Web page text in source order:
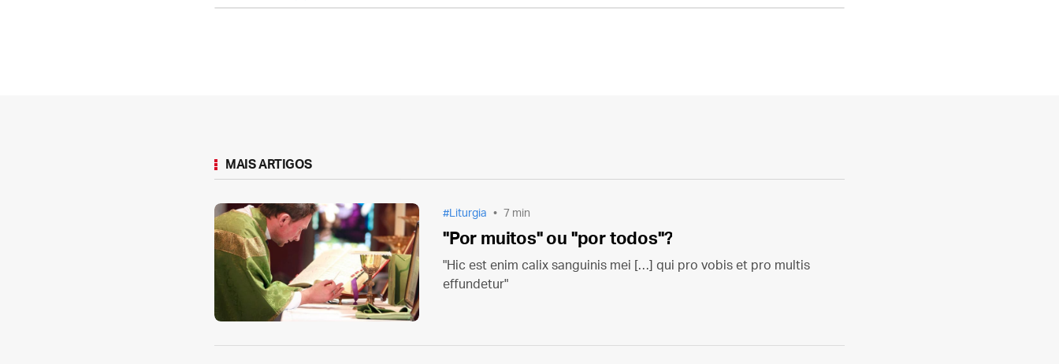
MAIS ARTIGOS
Liturgia 7 min
"Por muitos" ou "por todos"?
"Hic est enim calix sanguinis mei […] qui pro vobis et pro multis
effundetur"